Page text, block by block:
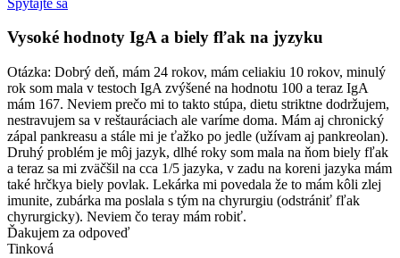
Vysoké hodnoty IgA a biely fľak na jyzyku
Otázka: Dobrý deň, mám 24 rokov, mám celiakiu 10 rokov, minulý
rok som mala v testoch IgA zvýšené na hodnotu 100 a teraz IgA
mám 167. Neviem prečo mi to takto stúpa, dietu striktne dodržujem,
nestravujem sa v reštauráciach ale varíme doma. Mám aj chronický
zápal pankreasu a stále mi je ťažko po jedle (užívam aj pankreolan).
Druhý problém je môj jazyk, dlhé roky som mala na ňom biely fľak
a teraz sa mi zväčšil na cca 1/5 jazyka, v zadu na koreni jazyka mám
také hrčkya biely povlak. Lekárka mi povedala že to mám kôli zlej
imunite, zubárka ma poslala s tým na chyrurgiu (odstrániť fľak
chyrurgicky). Neviem čo teray mám robiť.
Ďakujem za odpoveď
Tinková